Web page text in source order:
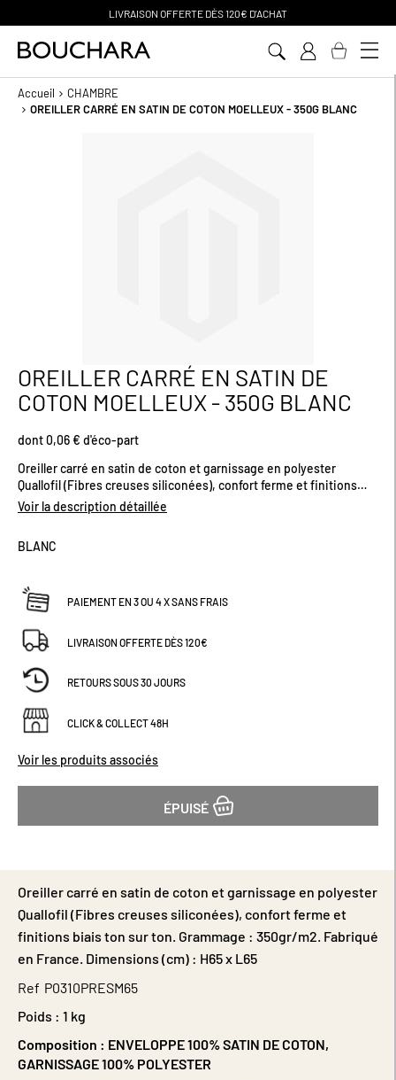
PAIEMENT EN 3 SANS FRAIS
Accueil
CHAMBRE
OREILLER CARRÉ EN SATIN DE COTON MOELLEUX - 350G BLANC
Passer
au
début
la
d’images
OREILLER CARRÉ EN SATIN DE
COTON MOELLEUX - 350G BLANC
dont 0,06 € d'éco-part
Oreiller carré en satin de coton et garnissage en polyester
Quallofil (Fibres creuses siliconées), confort ferme et finitions
biais ton sur ton. Grammage : 350gr/m2. Fabriqué en France.
Dimensions (cm) : H65 x L65
Voir la description détaillée
BLANC
PAIEMENT EN 3 OU 4 X SANS FRAIS
LIVRAISON OFFERTE DÈS 120€
RETOURS SOUS 30 JOURS
CLICK & COLLECT 48H
Voir les produits associés
ÉPUISÉ
Oreiller carré en satin de coton et garnissage en polyester
Quallofil (Fibres creuses siliconées), confort ferme et
finitions biais ton sur ton. Grammage : 350gr/m2. Fabriqué
en France. Dimensions (cm) : H65 x L65
Ref P0310PRESM65
Poids : 1 kg
Composition : ENVELOPPE 100% SATIN DE COTON,
GARNISSAGE 100% POLYESTER